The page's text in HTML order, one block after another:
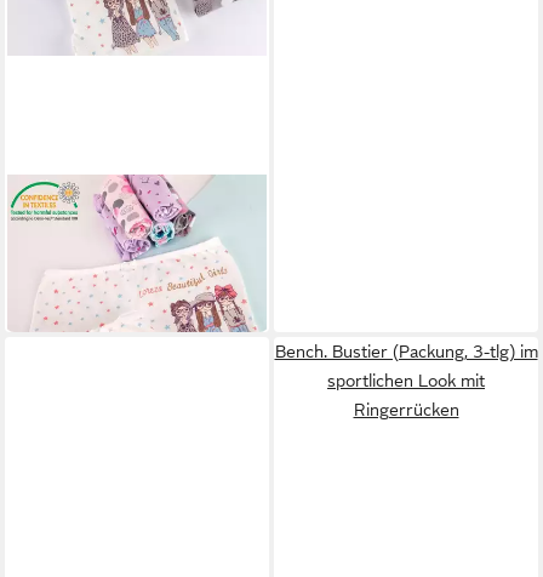
LOREZA
Panty 10er Set Mädchen
Pantys - Punkte Sterne -
Bunt (Spar-Packung, 10-St)
23,90 € UVP39,90 €
-40%
Bench. Bustier (Packung, 3-tlg) im
sportlichen Look mit
Ringerrücken